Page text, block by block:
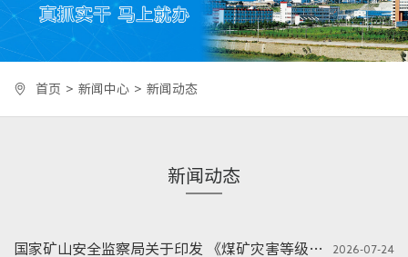
首页
关于我们
企业发展
首页 > 新闻中心 > 新闻动态
新闻动态
国家矿山安全监察局关于印发 《煤矿灾害等级鉴定工作管理办法》的通知 2026-07-24